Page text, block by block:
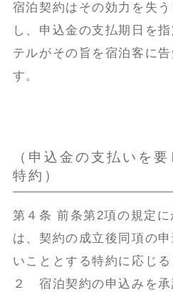
宿泊契約はその効力を失
し、申込金の支払期日を
テルがその旨を宿泊客に
す。
（申込金の支払いを
特約）
第４条 前条第2項の規定
は、契約の成立後同項の
いこととする特約に応じる
２ 宿泊契約の申込みを承